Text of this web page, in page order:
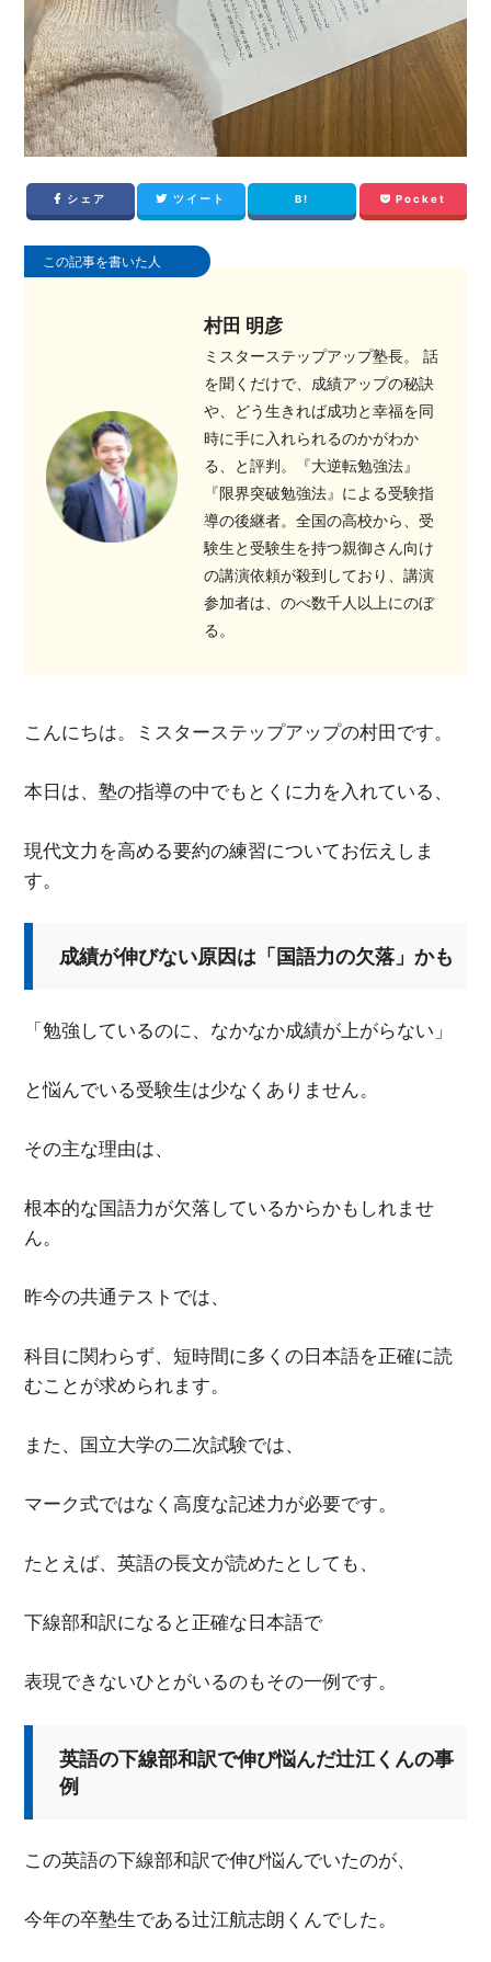
シェア ツイート B! Pocket
この記事を書いた人
村田 明彦
ミスターステップアップ塾長。 話
を聞くだけで、成績アップの秘訣
や、どう生きれば成功と幸福を同
時に手に入れられるのかがわか
る、と評判。『大逆転勉強法』
『限界突破勉強法』による受験指
導の後継者。全国の高校から、受
験生と受験生を持つ親御さん向け
の講演依頼が殺到しており、講演
参加者は、のべ数千人以上にのぼ
る。
こんにちは。ミスターステップアップの村田です。
本日は、塾の指導の中でもとくに力を入れている、
現代文力を高める要約の練習についてお伝えしま
す。
成績が伸びない原因は「国語力の欠落」かも
「勉強しているのに、なかなか成績が上がらない」
と悩んでいる受験生は少なくありません。
その主な理由は、
根本的な国語力が欠落しているからかもしれませ
ん。
昨今の共通テストでは、
科目に関わらず、短時間に多くの日本語を正確に読
むことが求められます。
また、国立大学の二次試験では、
マーク式ではなく高度な記述力が必要です。
たとえば、英語の長文が読めたとしても、
下線部和訳になると正確な日本語で
表現できないひとがいるのもその一例です。
英語の下線部和訳で伸び悩んだ辻江くんの事
例
この英語の下線部和訳で伸び悩んでいたのが、
今年の卒塾生である辻江航志朗くんでした。